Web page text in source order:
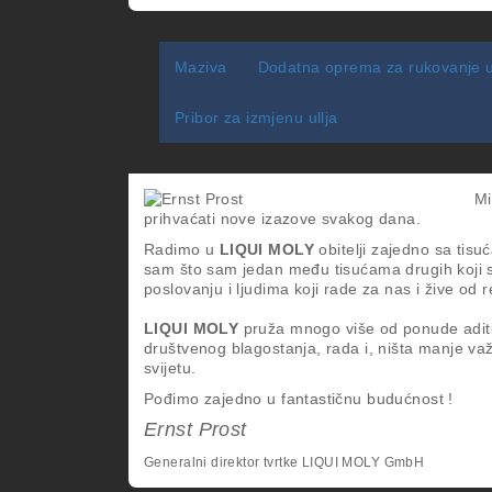
Maziva Dodatna oprema za rukovanje
Pribor za izmjenu ullja
prihvaćati nove izazove svakog dana.
Radimo u LIQUI MOLYobitelji zajedno sa
sam što sam jedan među tisućama drugih
poslovanju i ljudima koji rade za nas i žive od
LIQUI MOLY pruža mnogo više od ponude
društvenog blagostanja, rada i, ništa manje
svijetu.
Pođimo zajedno u fantastičnu budućnost !
Ernst Prost
Generalni direktor tvrtke LIQUI MOLY GmbH